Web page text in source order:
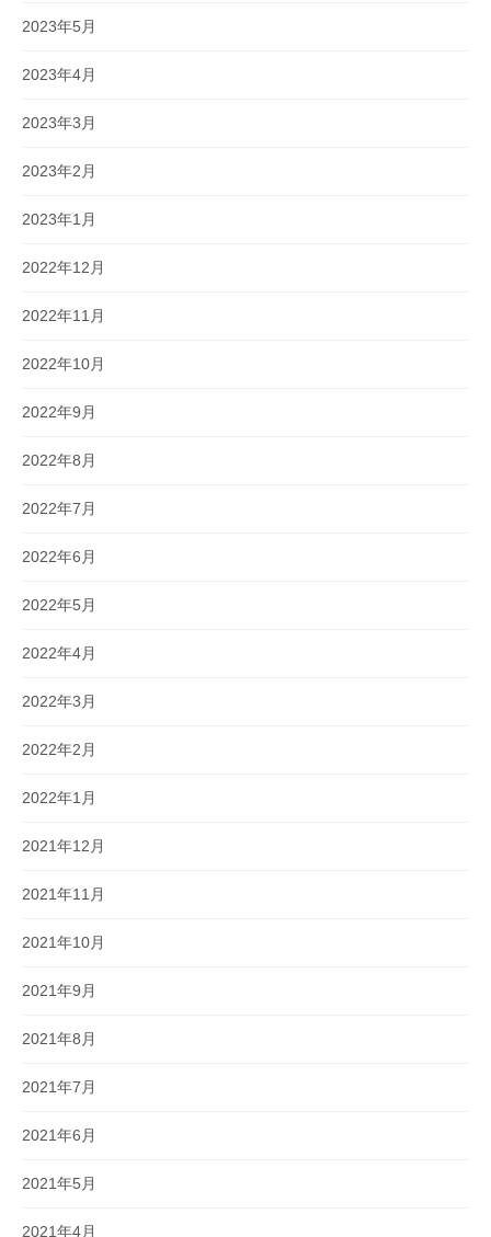
2023年5月
2023年4月
2023年3月
2023年2月
2023年1月
2022年12月
2022年11月
2022年10月
2022年9月
2022年8月
2022年7月
2022年6月
2022年5月
2022年4月
2022年3月
2022年2月
2022年1月
2021年12月
2021年11月
2021年10月
2021年9月
2021年8月
2021年7月
2021年6月
2021年5月
2021年4月